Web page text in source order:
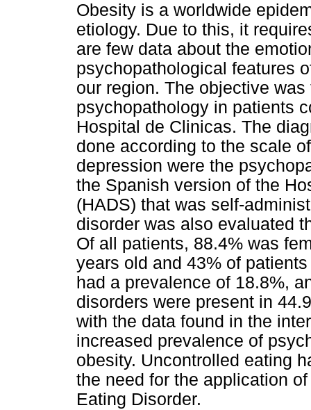
Obesity is a worldwide
etiology. Due to this, it
are few data about the
psychopathological features
our region. The objective
psychopathology in patients
Hospital de Clinicas. The
done according to the scale
depression were the
the Spanish version of the
(HADS) that was self-
disorder was also evaluated
Of all patients, 88.4% was
years old and 43% of
had a prevalence of 18.8%,
disorders were present in
with the data found in the
increased prevalence of
obesity. Uncontrolled eating
the need for the application
Eating Disorder.